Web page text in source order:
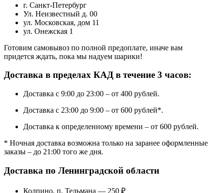
г. Санкт-Петербург
Ул. Неизвестный д. 00
ул. Московская, дом 11
ул. Онежская 1
Готовим самовывоз по полной предоплате, иначе вам
придется ждать, пока мы надуем шарики!
Доставка в пределах КАД в течение 3 часов:
Доставка с 9:00 до 23:00 – от 400 рублей.
Доставка с 23:00 до 9:00 – от 600 рублей*.
Доставка к определенному времени – от 600 рублей.
* Ночная доставка возможна только на заранее оформленные
заказы – до 21:00 того же дня.
Доставка по Ленинградской области
Колпино, п. Тельмана — 250 ₽